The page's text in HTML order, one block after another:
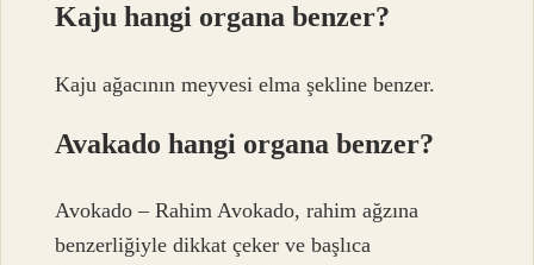
Kaju hangi organa benzer?
Kaju ağacının meyvesi elma şekline benzer.
Avakado hangi organa benzer?
Avokado – Rahim Avokado, rahim ağzına
benzerliğiyle dikkat çeker ve başlıca